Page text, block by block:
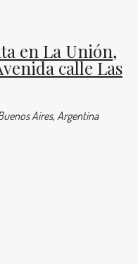
en La Unión,
calle Las
Aires, Argentina